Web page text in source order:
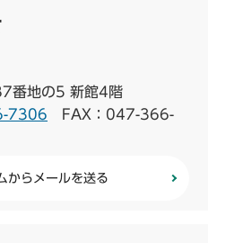
番地の5 新館4階
7306 FAX：047-366-
からメールを送る